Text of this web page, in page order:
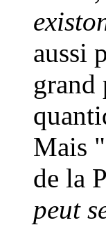
aussi
grand
Mais
de la
peut